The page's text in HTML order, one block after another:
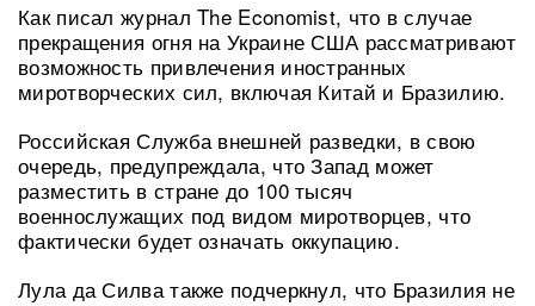
Как писал журнал The Economist, что в случае
прекращения огня на Украине США рассматривают
возможность привлечения иностранных
миротворческих сил, включая Китай и Бразилию.
Российская Служба внешней разведки, в свою
очередь, предупреждала, что Запад может
разместить в стране до 100 тысяч
военнослужащих под видом миротворцев, что
фактически будет означать оккупацию.
Лула да Силва также подчеркнул, что Бразилия не